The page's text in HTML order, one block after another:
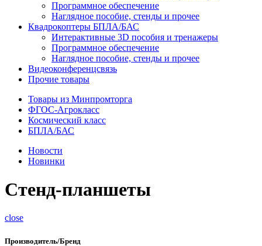
Программное обеспечение
Наглядное пособие, стенды и прочее
Квадрокоптеры БПЛА/БАС
Интерактивные 3D пособия и тренажеры
Программное обеспечение
Наглядное пособие, стенды и прочее
Видеоконференцсвязь
Прочие товары
Товары из Минпромторга
ФГОС-Агрокласс
Космический класс
БПЛА/БАС
Новости
Новинки
Стенд-планшеты
close
Производитель/Бренд